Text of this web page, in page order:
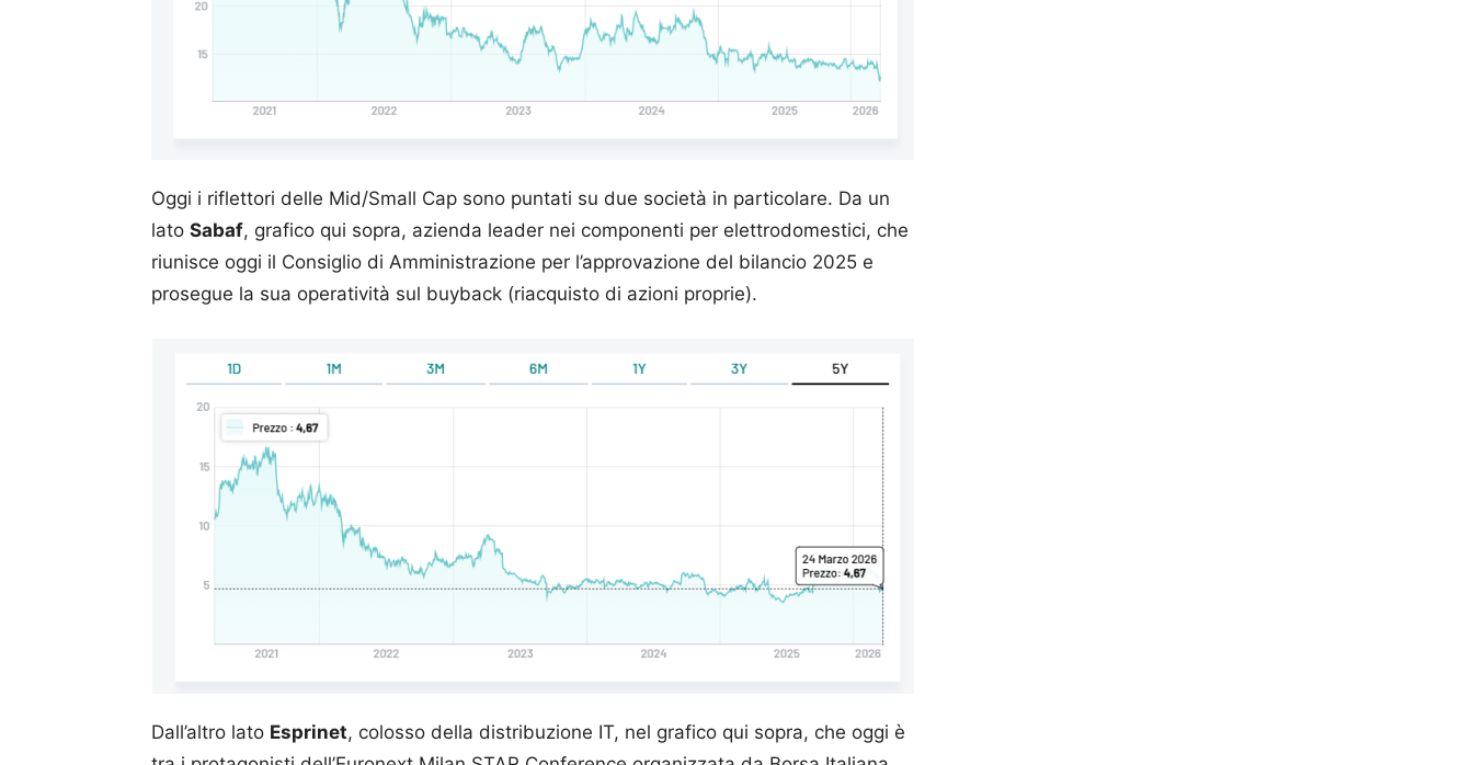
Oggi i riflettori delle Mid/Small Cap sono puntati su due società in particolare. Da un
lato Sabaf, grafico qui sopra, azienda leader nei componenti per elettrodomestici, che
riunisce oggi il Consiglio di Amministrazione per l’approvazione del bilancio 2025 e
prosegue la sua operatività sul buyback (riacquisto di azioni proprie).
Dall’altro lato Esprinet, colosso della distribuzione IT, nel grafico qui sopra, che oggi è